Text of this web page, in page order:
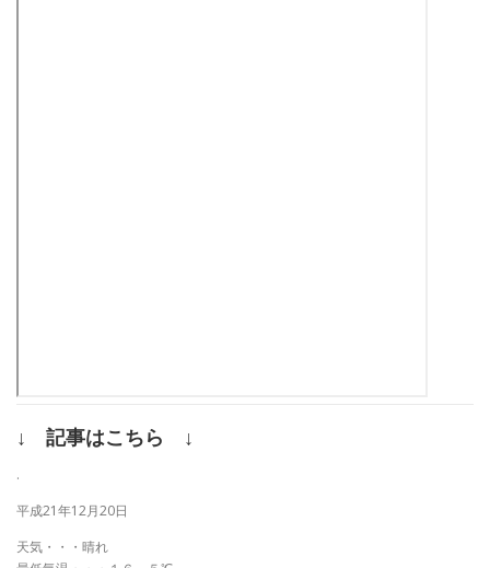
↓ 記事はこちら ↓
.
平成21年12月20日
天気・・・晴れ